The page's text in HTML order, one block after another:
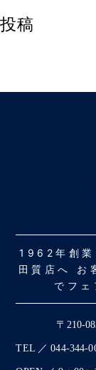
投稿
1962年創業
田質店へ お
でフェ
〒210-
TEL ／ 044-344-